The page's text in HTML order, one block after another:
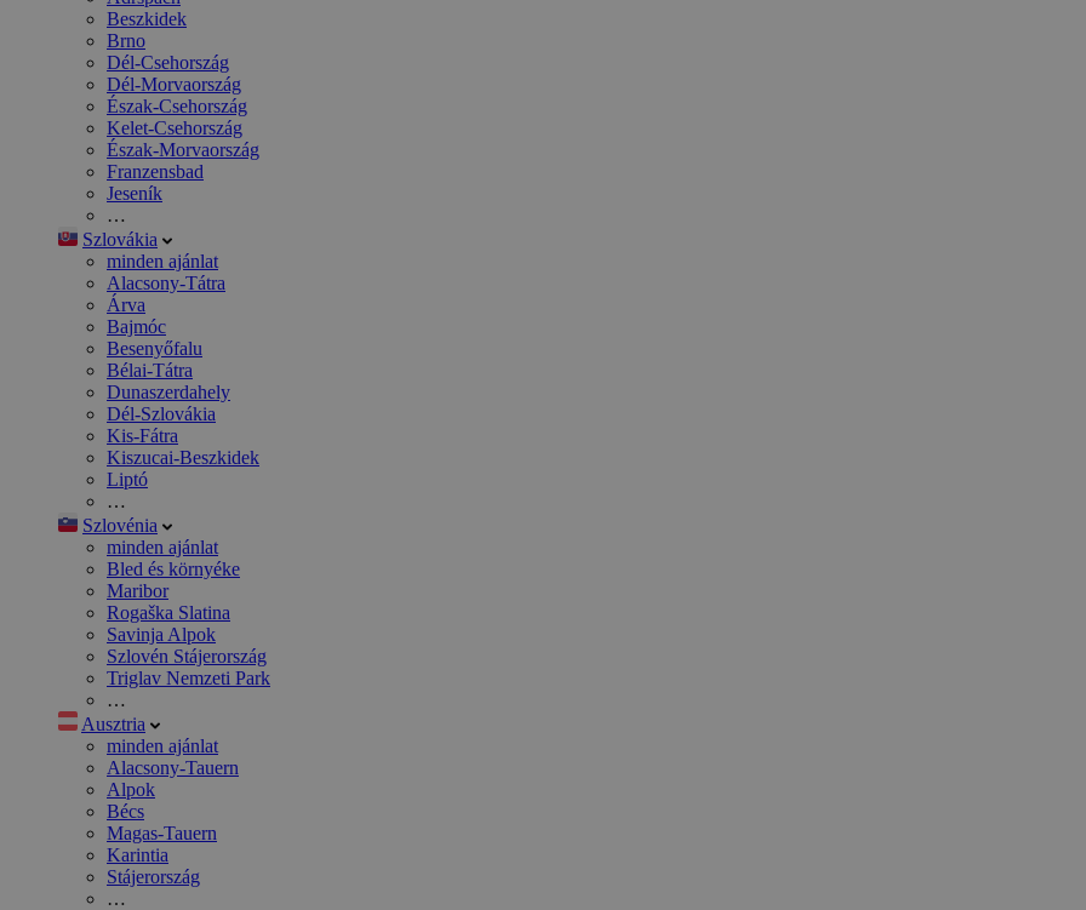
Beszkidek
Brno
Dél-Csehország
Dél-Morvaország
Észak-Csehország
Kelet-Csehország
Észak-Morvaország
Franzensbad
Jeseník
…
Szlovákia
minden ajánlat
Alacsony-Tátra
Árva
Bajmóc
Besenyőfalu
Bélai-Tátra
Dunaszerdahely
Dél-Szlovákia
Kis-Fátra
Kiszucai-Beszkidek
Liptó
…
Szlovénia
minden ajánlat
Bled és környéke
Maribor
Rogaška Slatina
Savinja Alpok
Szlovén Stájerország
Triglav Nemzeti Park
…
Ausztria
minden ajánlat
Alacsony-Tauern
Alpok
Bécs
Magas-Tauern
Karintia
Stájerország
…